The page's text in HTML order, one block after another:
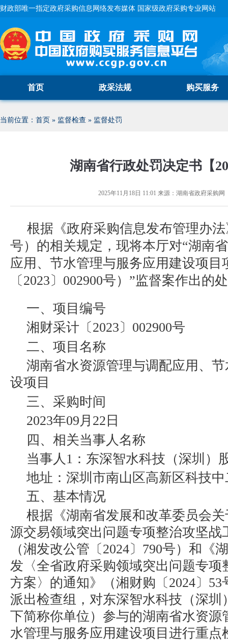
财政部唯一指定政府采购信息网络发布媒体 国家级政府采购专业网站
首页 政采法规 购买服务
当前位置： 首页 » 监督检查 » 监督处罚
湖南省行政处罚决定书【
2025年11月18日 11:01 来源： 湖南省政府采购网
根据《政府采购信息发布管理办
号）的相关规定，现将本厅对“湖南
应用、节水管理与服务应用建设项目
〔2023〕002900号）”监督案作出的
一、项目编号
湘财采计〔2023〕002900号
二、项目名称
湖南省水资源管理与调配应用、
设项目
三、采购时间
2023年09月22日
四、相关当事人名称
当事人1：东深智水科技（深圳）
地址：深圳市南山区高新区科技
五、基本情况
根据《湖南省发展和改革委员会
源交易领域突出问题专项整治攻坚战
（湘发改公管〔2024〕790号）和《
发〈全省政府采购领域突出问题专项
方案〉的通知》（湘财购〔2024〕
派出检查组，对东深智水科技（深圳
下简称你单位）参与的湖南省水资源
水管理与服务应用建设项目进行重点